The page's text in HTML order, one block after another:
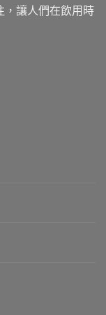
，讓人們在飲用時